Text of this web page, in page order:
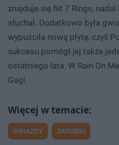
znajduje się hit 7 Rings,
słuchał. Dodatkowo była
wypuściła nową płytę, czyli
sukcesu pomógł jej także
ostatniego lata. W Rain On
Gagi.
GWIAZDY ZAROBKI